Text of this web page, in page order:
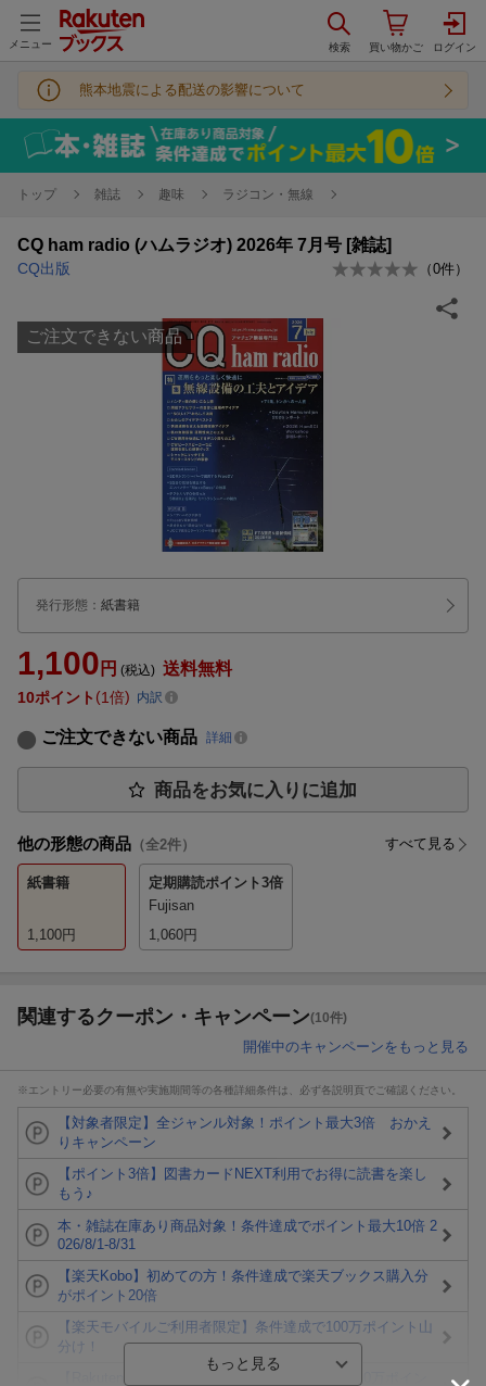
メニュー
熊本地震による配送の影響について
トップ 雑誌 趣味 ラジコン・無線
CQ ham radio (ハムラジオ) 2026年 7月号 [雑誌]
CQ出版 （0件）
ご注文できない商品
発行形態 ： 紙書籍
1,100 円 (税込) 送料無料
10ポイント 1倍 内訳
ご注文できない商品 詳細
商品をお気に入りに追加
他の形態の商品 （全2件） すべて見る
紙書籍
1,100円
定期購読ポイント3倍
Fujisan
1,060円
関連するクーポン・キャンペーン(10件)
開催中のキャンペーンをもっと見る
※エントリー必要の有無や実施期間等の各種詳細条件は、必ず各説明頁でご確認ください。
【対象者限定】全ジャンル対象！ポイント最大3倍 おかえ
りキャンペーン
【ポイント3倍】図書カードNEXT利用でお得に読書を楽し
もう♪
本・雑誌在庫あり商品対象！条件達成でポイント最大10倍 2
026/8/1-8/31
【楽天Kobo】初めての方！条件達成で楽天ブックス購入分
がポイント20倍
【楽天モバイルご利用者限定】条件達成で100万ポイント山
分け！